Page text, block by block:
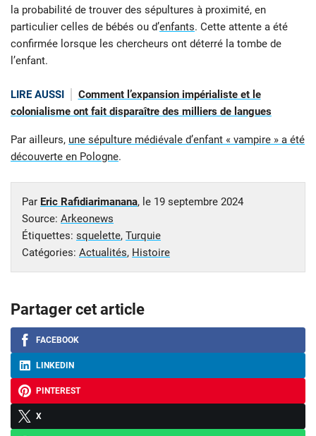
la probabilité de trouver des sépultures à proximité, en
particulier celles de bébés ou d’enfants. Cette attente a été
confirmée lorsque les chercheurs ont déterré la tombe de
l’enfant.
LIRE AUSSI
Comment l’expansion impérialiste et le
colonialisme ont fait disparaître des milliers de langues
Par ailleurs, une sépulture médiévale d’enfant « vampire » a été
découverte en Pologne.
Par Eric Rafidiarimanana, le 19 septembre 2024
Source: Arkeonews
Étiquettes: squelette, Turquie
Catégories: Actualités, Histoire
Partager cet article
FACEBOOK
LINKEDIN
PINTEREST
X